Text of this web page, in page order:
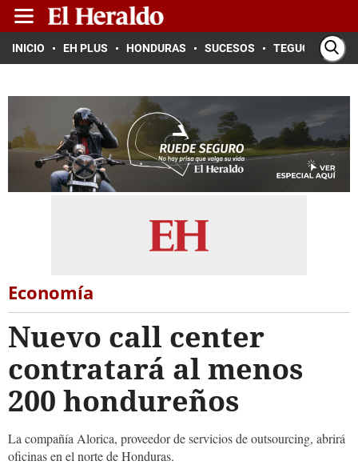
INICIO EH PLUS HONDURAS SUCESOS TEGUCIGALPA
Economía
Nuevo call center
contratará al menos
200 hondureños
La compañía Alorica, proveedor de servicios de outsourcing, abrirá
oficinas en el norte de Honduras.